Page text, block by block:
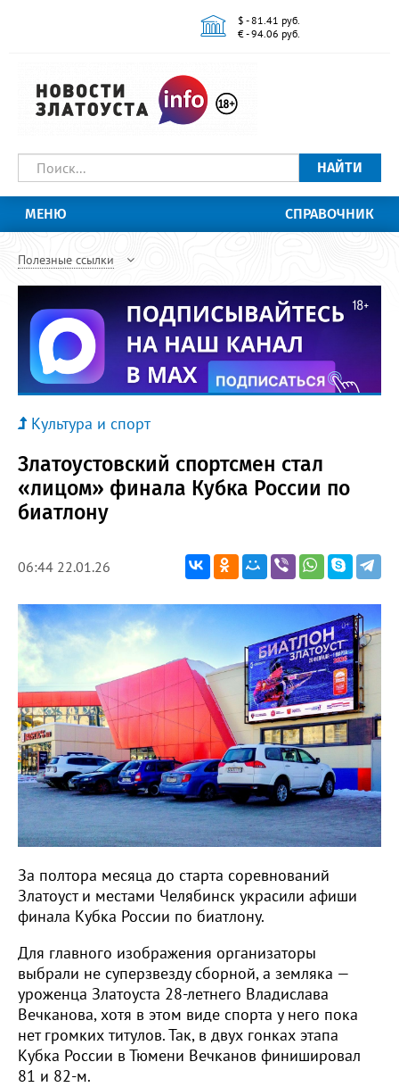
$ - 81.41 руб.
€ - 94.06 руб.
НАЙТИ
МЕНЮ СПРАВОЧНИК
Полезные ссылки
Культура и спорт
Златоустовский спортсмен стал
«лицом» финала Кубка России по
биатлону
06:44 22.01.26
За полтора месяца до старта соревнований
Златоуст и местами Челябинск украсили афиши
финала Кубка России по биатлону.
Для главного изображения организаторы
выбрали не суперзвезду сборной, а земляка —
уроженца Златоуста 28-летнего Владислава
Вечканова, хотя в этом виде спорта у него пока
нет громких титулов. Так, в двух гонках этапа
Кубка России в Тюмени Вечканов финишировал
81 и 82-м.